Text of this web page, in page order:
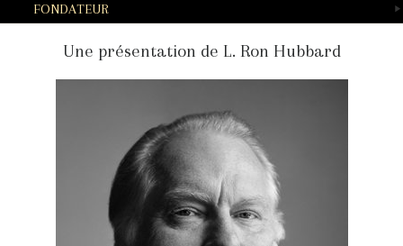
FONDATEUR
Une présentation de L. Ron Hubbard